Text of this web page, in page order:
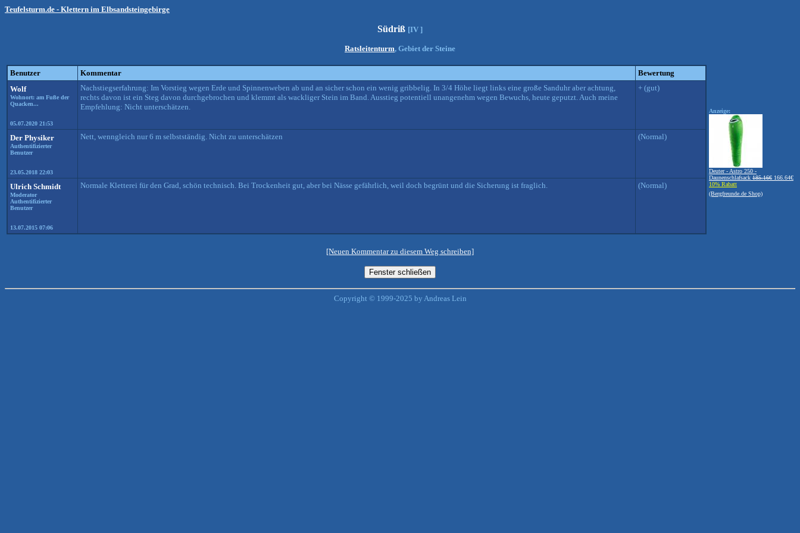
Teufelsturm.de - Klettern im Elbsandsteingebirge
Südriß [IV ]
Ratsleitenturm, Gebiet der Steine
Benutzer Kommentar
Bewertung
Wolf
Wohnort: am Fuße der
Quacken...
05.07.2020 21:53
Nachstiegserfahrung: Im Vorstieg wegen Erde und Spinnenweben ab und an sicher schon ein wenig gribbelig. In 3/4 Höhe liegt links eine große Sanduhr aber achtung,
rechts davon ist ein Steg davon durchgebrochen und klemmt als wackliger Stein im Band. Ausstieg potentiell unangenehm wegen Bewuchs, heute geputzt. Auch meine
Empfehlung: Nicht unterschätzen.
+ (gut)
Der Physiker
Authentifizierter
Benutzer
23.05.2018 22:03
Nett, wenngleich nur 6 m selbstständig. Nicht zu unterschätzen (Normal)
Ulrich Schmidt
Moderator
Authentifizierter
Benutzer
13.07.2015 07:06
Normale Kletterei für den Grad, schön technisch. Bei Trockenheit gut, aber bei Nässe gefährlich, weil doch begrünt und die Sicherung ist fraglich. (Normal)
Anzeige:
Deuter - Astro 250 -
Daunenschlafsack 185.16€ 166.64€
10% Rabatt
(Bergfreunde.de Shop)
[Neuen Kommentar zu diesem Weg schreiben]
Copyright © 1999-2025 by Andreas Lein